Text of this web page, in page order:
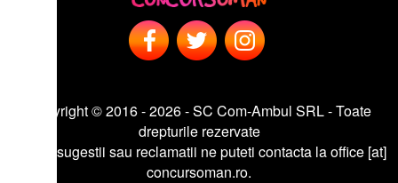
© 2016 - 2026 - SC Com-Ambul SRL - Toate
drepturile rezervate
sau reclamatii ne puteti contacta la office [at]
concursoman.ro.